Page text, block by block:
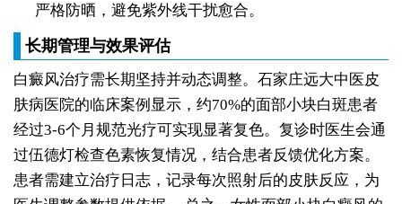
严格防晒，避免紫外线干扰愈合。
长期管理与效果评估
白癜风治疗需长期坚持并动态调整。石家庄远大中医皮
肤病医院的临床案例显示，约70%的面部小块白斑患者
经过3-6个月规范光疗可实现显著复色。复诊时医生会通
过伍德灯检查色素恢复情况，结合患者反馈优化方案。
患者需建立治疗日志，记录每次照射后的皮肤反应，为